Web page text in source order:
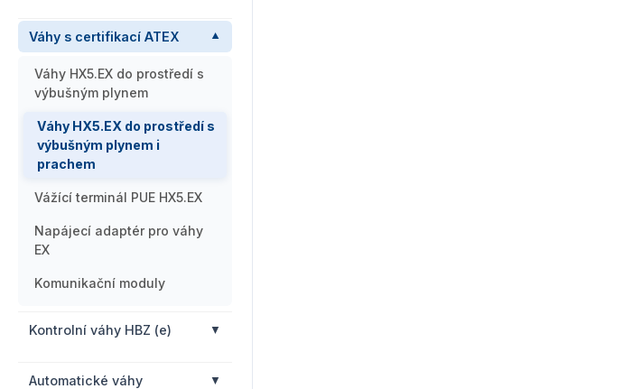
Váhy s certifikací ATEX
Váhy HX5.EX do prostředí s
výbušným plynem
Váhy HX5.EX do prostředí s
výbušným plynem i
prachem
Vážící terminál PUE HX5.EX
Napájecí adaptér pro váhy
EX
Komunikační moduly
Kontrolní váhy HBZ (e)
Automatické váhy